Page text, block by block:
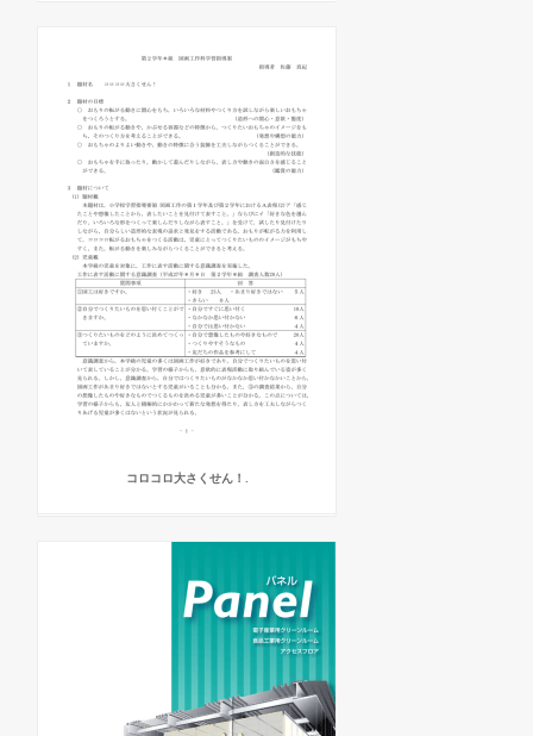
コロコロ大さくせん！.